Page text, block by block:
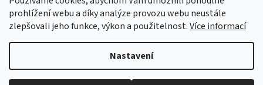
prohlížení webu a díky analýze provozu webu neustále
zlepšovali jeho funkce, výkon a použitelnost.Více informací
Nastavení
Vytvořil Shoptet